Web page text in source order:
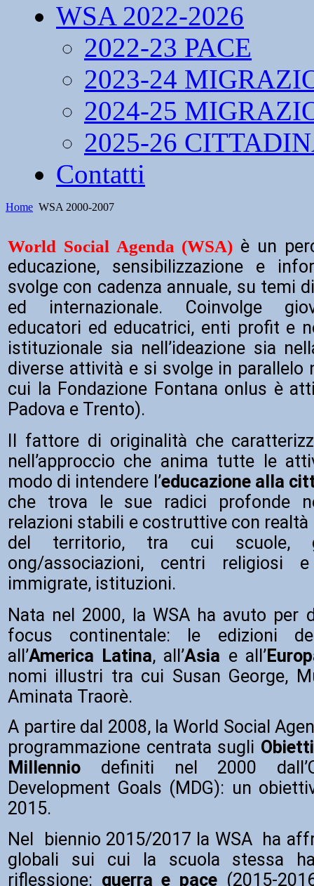
WSA 2022-2026
2022-23 PACE
2023-24
2024-25
2025-26
Contatti
Home WSA 2000-2007
World Social Agenda (WSA) è un
educazione, sensibilizzazione e
svolge con cadenza annuale, su temi
ed internazionale. Coinvolge
educatori ed educatrici, enti profit e
istituzionale sia nell’ideazione sia
diverse attività e si svolge in parallelo
cui la Fondazione Fontana onlus è
Padova e Trento).
Il fattore di originalità che
nell’approccio che anima tutte le
modo di intendere l’educazione alla
che trova le sue radici profonde
relazioni stabili e costruttive con
del territorio, tra cui scuole,
ong/associazioni, centri religiosi
immigrate, istituzioni.
Nata nel 2000, la WSA ha avuto per
focus continentale: le edizioni
all’America Latina, all’Asia e all’
nomi illustri tra cui Susan George,
Aminata Traorè.
A partire dal 2008, la World Social
programmazione centrata sugli
Millennio definiti nel 2000
Development Goals (MDG): un
2015.
Nel biennio 2015/2017 la WSA ha
globali sui cui la scuola stessa
riflessione: guerra e pace (2015-